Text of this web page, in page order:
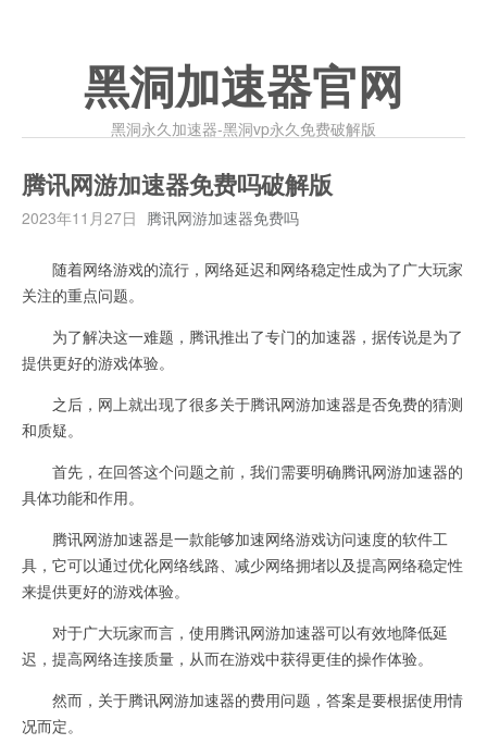
黑洞加速器官网
黑洞永久加速器-黑洞vp永久免费破解版
腾讯网游加速器免费吗破解版
2023年11月27日 腾讯网游加速器免费吗
随着网络游戏的流行，网络延迟和网络稳定性成为了广大玩家
关注的重点问题。
为了解决这一难题，腾讯推出了专门的加速器，据传说是为了
提供更好的游戏体验。
之后，网上就出现了很多关于腾讯网游加速器是否免费的猜测
和质疑。
首先，在回答这个问题之前，我们需要明确腾讯网游加速器的
具体功能和作用。
腾讯网游加速器是一款能够加速网络游戏访问速度的软件工
具，它可以通过优化网络线路、减少网络拥堵以及提高网络稳定性
来提供更好的游戏体验。
对于广大玩家而言，使用腾讯网游加速器可以有效地降低延
迟，提高网络连接质量，从而在游戏中获得更佳的操作体验。
然而，关于腾讯网游加速器的费用问题，答案是要根据使用情
况而定。